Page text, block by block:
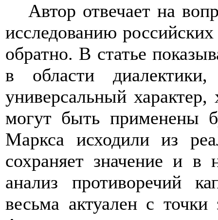
Автор отвечает на
исследованию
обратно. В статье
в области
универсальный
могут быть применены
Маркса исходили из
сохраняет значение и в
анализ противоречий
весьма актуален с